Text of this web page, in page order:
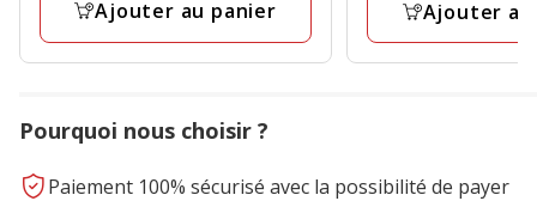
Ajouter au panier Ajouter
Pourquoi nous choisir ?
Paiement 100% sécurisé avec la possibilité de payer